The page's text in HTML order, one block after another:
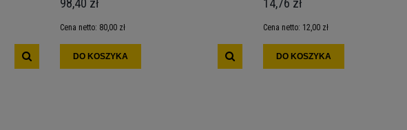
98,40 zł
Cena netto: 80,00 zł
DO KOSZYKA
14,76 zł
Cena netto: 12,00 zł
DO KOSZYKA